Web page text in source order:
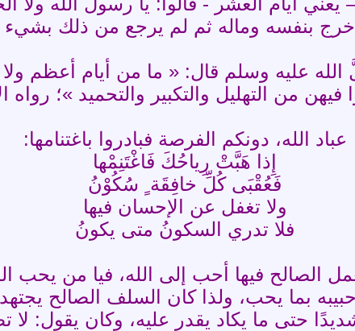
خرج بنفسه وماله ثم لم يرجع من ذلك بشيء
عليه وسلم قال: « ما من أيام أعظم ولا
فيهن من التهليل والتكبير والتحميد »؛ رواه
عباد الله، دونكم الفرصة فبادروا باغتنامها:
إِذا هَبَّتْ رِياحُكَ فَاغْتَنِمْها
فَعُقْبَى كُلِّ خافِقَة ٍ سُكُوْنُ
ولا تغفل عن الإحسان فيها
فلا تدري السكونُ متى يكونُ
الصالح فيها أحب إلى الله، فيا من يحب
حبيبه بما يحب، ولذا كان السلف الصالح
حتى ما يكاد يقدر عليه، وكان يقول: لا